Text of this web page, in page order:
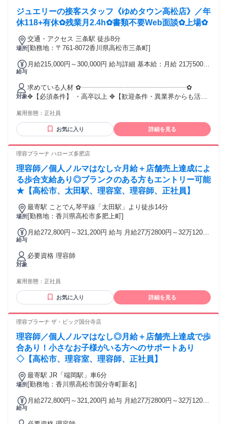
ジュエリーの接客スタッフ《ゆめタウン高松店》／年
休118+有休✿残業月2.4h✿書類不要Web面談✿上場✿
場所
交通・アクセス 三条駅 徒歩8分
[勤務地：〒761-8072香川県高松市三条町]
給与
月給215,000円～300,000円 給与詳細 基本給：月給 21万5000
払われる通勤・皆勤・家族手当金額：なし 全員に一律で支払
われるその他手当金額：なし
対象
求めている人材 ✿┈┈┈┈┈┈┈┈┈┈┈┈┈┈┈┈✿
✥【必須条件】 ・高卒以上 ✥【歓迎条件・異業界からも活躍
証券営業 ・ウェディングプランナー ・ドレスコーディネータ
ー ・フラワーコーディネーターなど
✿┈┈┈┈┈┈┈┈┈┈┈┈┈┈┈┈✿ 《例えばこんなあな
い出にある... 販売スタッフの経験はあけど ブランクが心配
「コミュニケーションだけは自信がある」 そんな方ももちろ
ん大歓迎です♪ ✿┈┈┈┈┈┈┈┈┈┈┈┈┈┈┈┈✿ 《例え
ばこんなあなたへ》 営業職としてお客様に感謝されるのは と
てもやりがいがあるけど.... 営業ノルマや時間に縛られるのは
将来的に不安。もっと商品に自信を持って 提案できる仕事を
お探しの方など。 ・お客様に深く寄り添う反響提案 ・営業経
の残業は3時間以下、ノルマなし
ジュアル面談実施》 弊社では入社後のギャップが無いよう、
書類・企業研究不要で参加いただく 「Webカジュアル面談」
ないことを ざっくばらんに相互理解のために 会話ベースで実
✿┈┈┈┈┈┈┈┈┈┈┈┈┈┈┈┈✿ 《入社時期のご相談
可能》 転職したいけど引き継ぎなどで現職を すぐには離れら
れない方へ、弊社では 内定後の入社時期を最大2~3ヶ月後で
も 先延ばしにするなど、状況に応じて 相談可能です。できる
限りあなたの ご都合に寄り添う形で入社時期は 決定しますの
でぜひご応募ください。
✿┈┈┈┈┈┈┈┈┈┈┈┈┈┈┈┈✿
雇用形態： 正社員
お気に入り 詳細を見る
理容プラーナ ハローズ多肥店
理容師／個人ノルマはなし☆月給＋店舗売上達成によ
る歩合支給あり◎ブランクのある方もエントリー可能
★【高松市、太田駅、理容室、理容師、正社員】
場所
最寄駅 ことでん琴平線「太田駅」より徒歩14分
[勤務地：香川県高松市多肥上町]
給与
月給272,800円～321,200円 給与 月給27万2800円～32万1200
1840円を含む ※固定残業代について 固定残業手当は残業の有
無に関わらず、55時間分（8万1840円）を支給し、超過分は別
ます。
対象
必要資格 理容師
雇用形態： 正社員
お気に入り 詳細を見る
理容プラーナ ザ・ビッグ国分寺店
理容師／個人ノルマはなし◎月給＋店舗売上達成で歩
合あり！小さなお子様がいる方へのサポートあり
◇【高松市、理容室、理容師、正社員】
場所
最寄駅 JR「端岡駅」車6分
[勤務地：香川県高松市国分寺町新名]
給与
月給272,800円～321,200円 給与 月給27万2800円～32万1200
1840円を含む ※固定残業代について 固定残業手当は残業の有